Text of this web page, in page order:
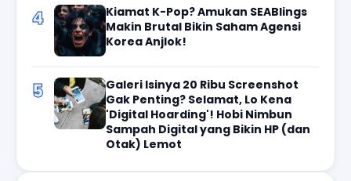
4
Kiamat K-Pop? Amukan SEABlings
Makin Brutal Bikin Saham Agensi
Korea Anjlok!
5
Galeri Isinya 20 Ribu Screenshot
Gak Penting? Selamat, Lo Kena
'Digital Hoarding'! Hobi Nimbun
Sampah Digital yang Bikin HP (dan
Otak) Lemot